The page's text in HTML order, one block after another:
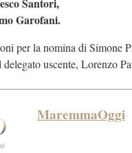
Garofani.
per la nomina di Simone
uscente, Lorenzo
MaremmaOggi